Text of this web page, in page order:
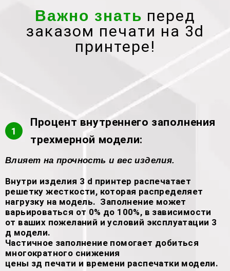
Важно знать перед
заказом печати на 3d
принтере!
1
Процент внутреннего заполнения
трехмерной модели:
Влияет на прочность и вес изделия.
Внутри изделия 3 d принтер распечатает
решетку жесткости, которая распределяет
нагрузку на модель. Заполнение может
варьироваться от 0% до 100%, в зависимости
от ваших пожеланий и условий эксплуатации 3
д модели.
Частичное заполнение помогает добиться
многократного снижения
цены зд печати и времени распечатки модели.